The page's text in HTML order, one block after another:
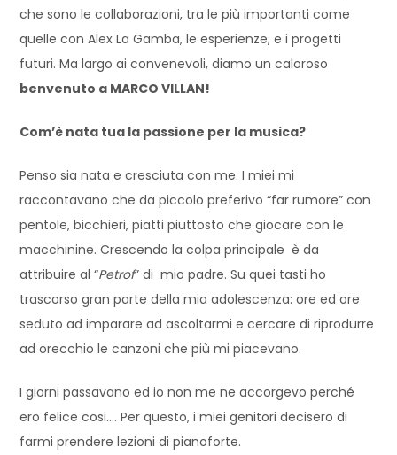
che sono le collaborazioni, tra le più importanti come
quelle con Alex La Gamba, le esperienze, e i progetti
futuri. Ma largo ai convenevoli, diamo un caloroso
benvenuto a MARCO VILLAN!
Com’è nata tua la passione per la musica?
Penso sia nata e cresciuta con me. I miei mi
raccontavano che da piccolo preferivo “far rumore” con
pentole, bicchieri, piatti piuttosto che giocare con le
macchinine. Crescendo la colpa principale è da
attribuire al “Petrof” di mio padre. Su quei tasti ho
trascorso gran parte della mia adolescenza: ore ed ore
seduto ad imparare ad ascoltarmi e cercare di riprodurre
ad orecchio le canzoni che più mi piacevano.
I giorni passavano ed io non me ne accorgevo perché
ero felice cosi…. Per questo, i miei genitori decisero di
farmi prendere lezioni di pianoforte.